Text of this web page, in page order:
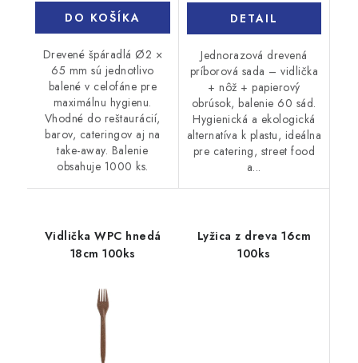
DO KOŠÍKA
Drevené špáradlá Ø2 ×
65 mm sú jednotlivo
balené v celofáne pre
maximálnu hygienu.
Vhodné do reštaurácií,
barov, cateringov aj na
take-away. Balenie
obsahuje 1000 ks.
DETAIL
Jednorazová drevená
príborová sada – vidlička
+ nôž + papierový
obrúsok, balenie 60 sád.
Hygienická a ekologická
alternatíva k plastu, ideálna
pre catering, street food
a...
Vidlička WPC hnedá
18cm 100ks
Lyžica z dreva 16cm
100ks